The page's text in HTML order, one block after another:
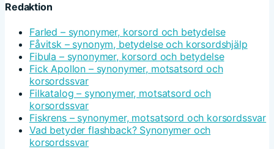
Redaktion
Farled – synonymer, korsord och betydelse
Fåvitsk – synonym, betydelse och korsordshjälp
Fibula – synonymer, korsord och betydelse
Fick Apollon – synonymer, motsatsord och
korsordssvar
Filkatalog – synonymer, motsatsord och
korsordssvar
Fiskrens – synonymer, motsatsord och korsordssvar
Vad betyder flashback? Synonymer och
korsordssvar